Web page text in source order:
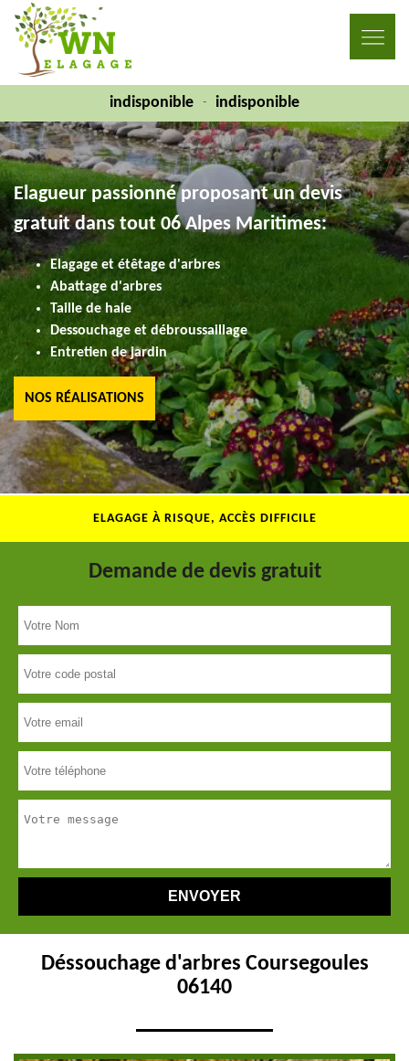
indisponible - indisponible
Elagueur passionné proposant un devis
gratuit dans tout 06 Alpes Maritimes:
Elagage et étêtage d'arbres
Abattage d'arbres
Taille de haie
Dessouchage et débroussaillage
Entretien de jardin
NOS RÉALISATIONS
ELAGAGE À RISQUE, ACCÈS DIFFICILE
Demande de devis gratuit
Déssouchage d'arbres Coursegoules
06140